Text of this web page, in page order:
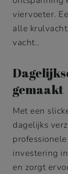
viervoeter.
alle
vacht..
gemaakt
Met een
dagelijks
investering
en zorgt